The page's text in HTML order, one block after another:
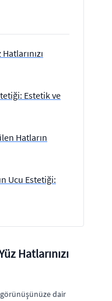
Estetik ve
Hatların
Ucu Estetiği:
Hatlarınızı
görünüşünüze dair